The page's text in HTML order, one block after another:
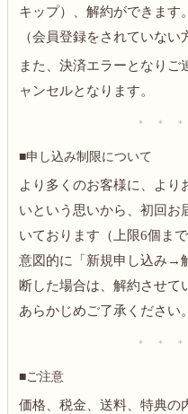
キップ）、解約ができます。
（会員登録をされていない
また、決済エラーとなりご
ャンセルとなります。
＊ ＊
■申し込み制限について
より多くのお客様に、より
いという思いから、初回お
いております（上限6個まで
意図的に「新規申し込み→
断した場合は、解約させて
あらかじめご了承ください。
＊ ＊
■ご注意
価格、税金、送料、特典の